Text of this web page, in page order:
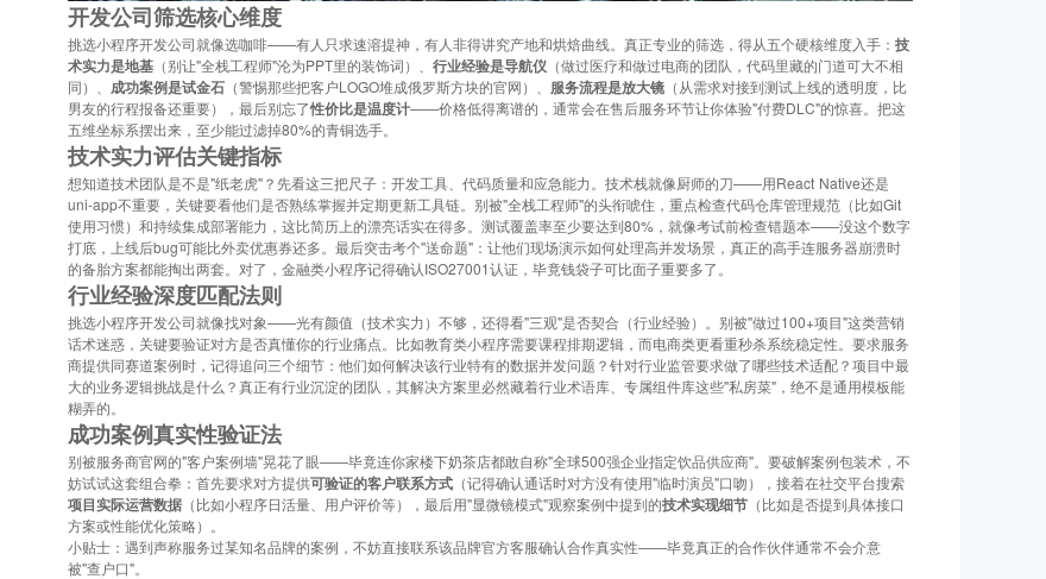
开发公司筛选核心维度
挑选小程序开发公司就像选咖啡——有人只求速溶提神，有人非得讲究产地和烘焙曲线。真正专业的筛选，得从五个硬核维度入手：技
术实力是地基 （别让"全栈工程师"沦为PPT里的装饰词）、行业经验是导航仪 （做过医疗和做过电商的团队，代码里藏的门道可大不相
同）、 成功案例是试金石 （警惕那些把客户LOGO堆成俄罗斯方块的官网）、 服务流程是放大镜 （从需求对接到测试上线的透明度，比
男友的行程报备还重要），最后别忘了性价比是温度计——价格低得离谱的，通常会在售后服务环节让你体验"付费DLC"的惊喜。把这
五维坐标系摆出来，至少能过滤掉80%的青铜选手。
技术实力评估关键指标
想知道技术团队是不是"纸老虎"？先看这三把尺子：开发工具、代码质量和应急能力。技术栈就像厨师的刀——用React Native还是
uni-app不重要，关键要看他们是否熟练掌握并定期更新工具链。别被"全栈工程师"的头衔唬住，重点检查代码仓库管理规范（比如Git
使用习惯）和持续集成部署能力，这比简历上的漂亮话实在得多。测试覆盖率至少要达到80%，就像考试前检查错题本——没这个数字
打底，上线后bug可能比外卖优惠券还多。最后突击考个"送命题"：让他们现场演示如何处理高并发场景，真正的高手连服务器崩溃时
的备胎方案都能掏出两套。对了，金融类小程序记得确认ISO27001认证，毕竟钱袋子可比面子重要多了。
行业经验深度匹配法则
挑选小程序开发公司就像找对象——光有颜值（技术实力）不够，还得看"三观"是否契合（行业经验）。别被"做过100+项目"这类营销
话术迷惑，关键要验证对方是否真懂你的行业痛点。比如教育类小程序需要课程排期逻辑，而电商类更看重秒杀系统稳定性。要求服务
商提供同赛道案例时，记得追问三个细节：他们如何解决该行业特有的数据并发问题？针对行业监管要求做了哪些技术适配？项目中最
大的业务逻辑挑战是什么？真正有行业沉淀的团队，其解决方案里必然藏着行业术语库、专属组件库这些"私房菜"，绝不是通用模板能
糊弄的。
成功案例真实性验证法
别被服务商官网的"客户案例墙"晃花了眼——毕竟连你家楼下奶茶店都敢自称"全球500强企业指定饮品供应商"。要破解案例包装术，不
妨试试这套组合拳：首先要求对方提供可验证的客户联系方式 （记得确认通话时对方没有使用"临时演员"口吻），接着在社交平台搜索
项目实际运营数据 （比如小程序日活量、用户评价等），最后用"显微镜模式"观察案例中提到的技术实现细节 （比如是否提到具体接口
方案或性能优化策略）。
小贴士：遇到声称服务过某知名品牌的案例，不妨直接联系该品牌官方客服确认合作真实性——毕竟真正的合作伙伴通常不会介意
被"查户口"。